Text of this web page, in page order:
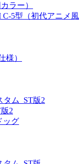
ラー）
5型（初代アニメ風
様）
タム_ST版2
2
ッグ